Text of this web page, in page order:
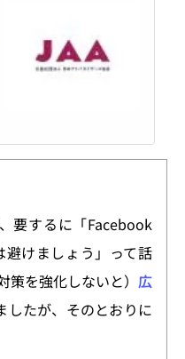
要するに「Facebook
けましょう」って話
を強化しないと） 広
したが、そのとおりに